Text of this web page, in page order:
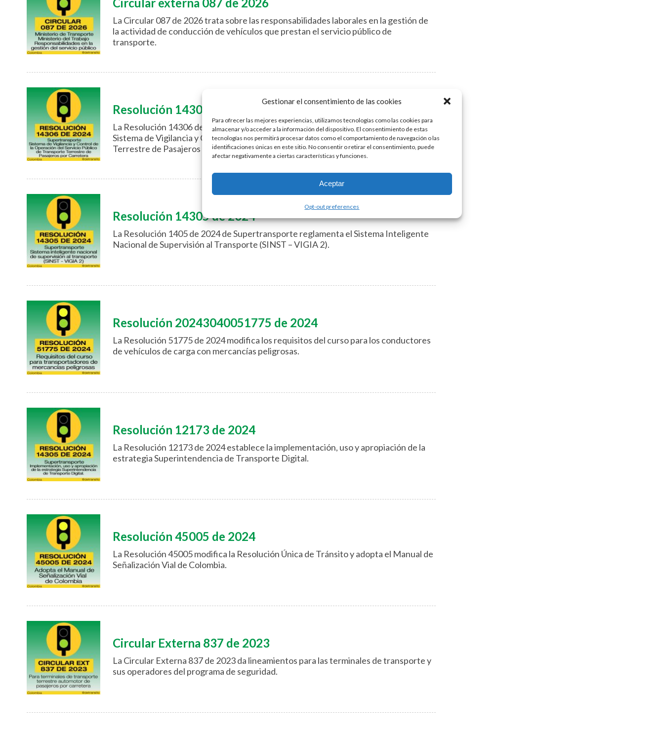
Gestionar el consentimiento de las cookies
Para ofrecer las mejores experiencias, utilizamos tecnologías como las cookies para
almacenar y/o acceder a la información del dispositivo. El consentimiento de estas
tecnologías nos permitirá procesar datos como el comportamiento de navegación o las
identificaciones únicas en este sitio. No consentir o retirar el consentimiento, puede
afectar negativamente a ciertas características y funciones.
Aceptar
Opt-out preferences
La Circular 087 de 2026 trata sobre las responsabilidades laborales en la gestión de
la actividad de conducción de vehículos que prestan el servicio público de
transporte.
Resolución 14306 de 2024
La Resolución 14306 de 2024 define los lineamientos técnicos y operativos del
Sistema de Vigilancia y Control de la Operación del Servicio Público de Transporte
Terrestre de Pasajeros por Carretera.
Resolución 14305 de 2024
La Resolución 1405 de 2024 de Supertransporte reglamenta el Sistema Inteligente
Nacional de Supervisión al Transporte (SINST – VIGIA 2).
Resolución 20243040051775 de 2024
La Resolución 51775 de 2024 modifica los requisitos del curso para los conductores
de vehículos de carga con mercancías peligrosas.
Resolución 12173 de 2024
La Resolución 12173 de 2024 establece la implementación, uso y apropiación de la
estrategia Superintendencia de Transporte Digital.
Resolución 45005 de 2024
La Resolución 45005 modifica la Resolución Única de Tránsito y adopta el Manual de
Señalización Vial de Colombia.
Circular Externa 837 de 2023
La Circular Externa 837 de 2023 da lineamientos para las terminales de transporte y
sus operadores del programa de seguridad.